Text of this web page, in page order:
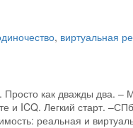
, виртуальная
как дважды два. –
и ICQ. Легкий старт.
реальная и